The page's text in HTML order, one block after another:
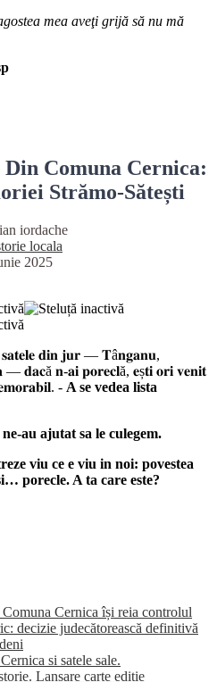
mea aveţi grijă să nu mă
Comuna Cernica:
Strămo-Sătești
iordache
locala
2025
𝐬𝐚𝐭𝐞𝐥𝐞 𝐝𝐢𝐧 𝐣𝐮𝐫 — 𝐓â𝐧𝐠𝐚𝐧𝐮,
𝐝𝐚𝐜ă 𝐧-𝐚𝐢 𝐩𝐨𝐫𝐞𝐜𝐥ă, 𝐞ș𝐭𝐢 𝐨𝐫𝐢 𝐯𝐞𝐧𝐢𝐭
- A se vedea lista
au ajutat sa le culegem.
viu ce e viu in noi: povestea
porecle. A ta care este?
Cernica își reia controlul
decizie judecătorească definitivă
si satele sale.
Lansare carte editie